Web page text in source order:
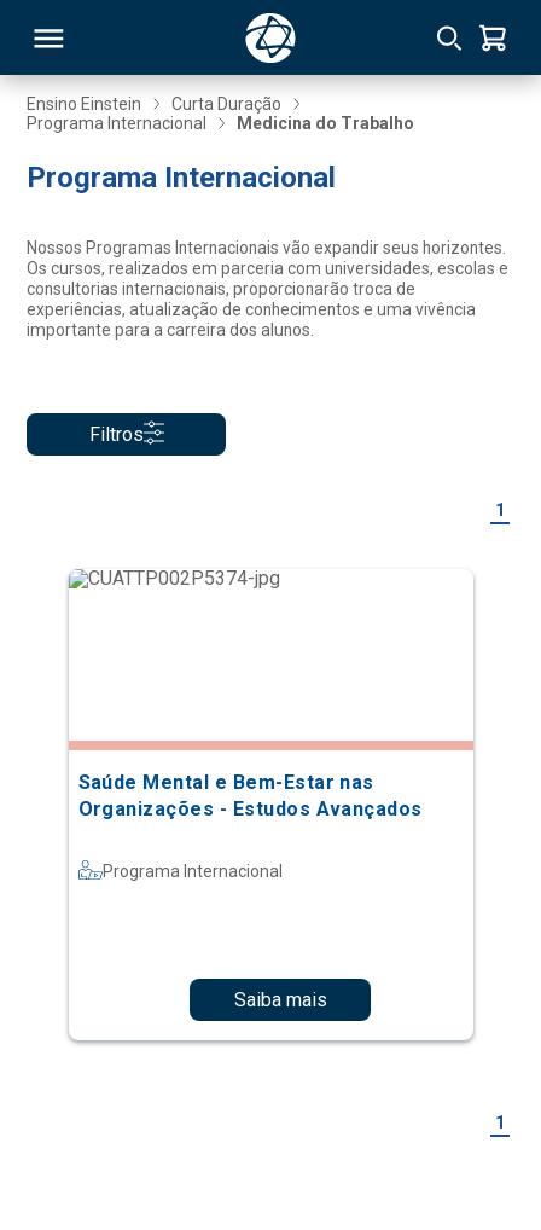
Ensino Einstein
Curta Duração
Programa Internacional
Medicina do Trabalho
Programa Internacional
Nossos Programas Internacionais vão expandir seus horizontes.
Os cursos, realizados em parceria com universidades, escolas e
consultorias internacionais, proporcionarão troca de
experiências, atualização de conhecimentos e uma vivência
importante para a carreira dos alunos.
Filtros
1
Saúde Mental e Bem-Estar nas
Organizações - Estudos Avançados
Programa Internacional
Saiba mais
1